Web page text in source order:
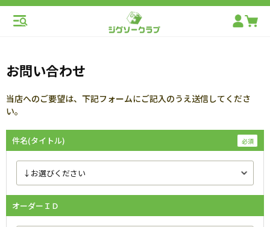
お問い合わせ
当店へのご要望は、下記フォームにご記入のうえ送信してくださ
い。
件名(タイトル)
オーダーＩＤ